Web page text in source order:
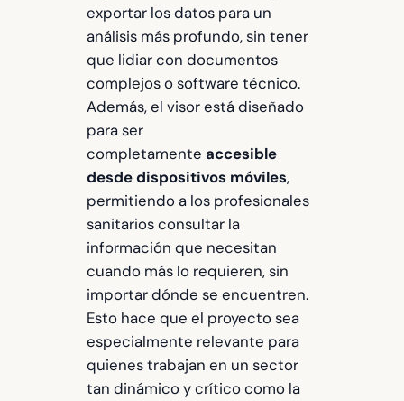
exportar los datos para un
análisis más profundo, sin tener
que lidiar con documentos
complejos o software técnico.
Además, el visor está diseñado
para ser
completamente accesible
desde dispositivos móviles,
permitiendo a los profesionales
sanitarios consultar la
información que necesitan
cuando más lo requieren, sin
importar dónde se encuentren.
Esto hace que el proyecto sea
especialmente relevante para
quienes trabajan en un sector
tan dinámico y crítico como la